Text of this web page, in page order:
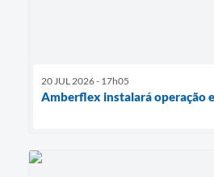
20 JUL 2026 - 17h05
Amberflex instalará operação